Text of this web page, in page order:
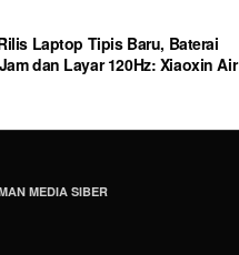
Laptop Tipis Baru, Baterai
dan Layar 120Hz: Xiaoxin Air
MEDIA SIBER